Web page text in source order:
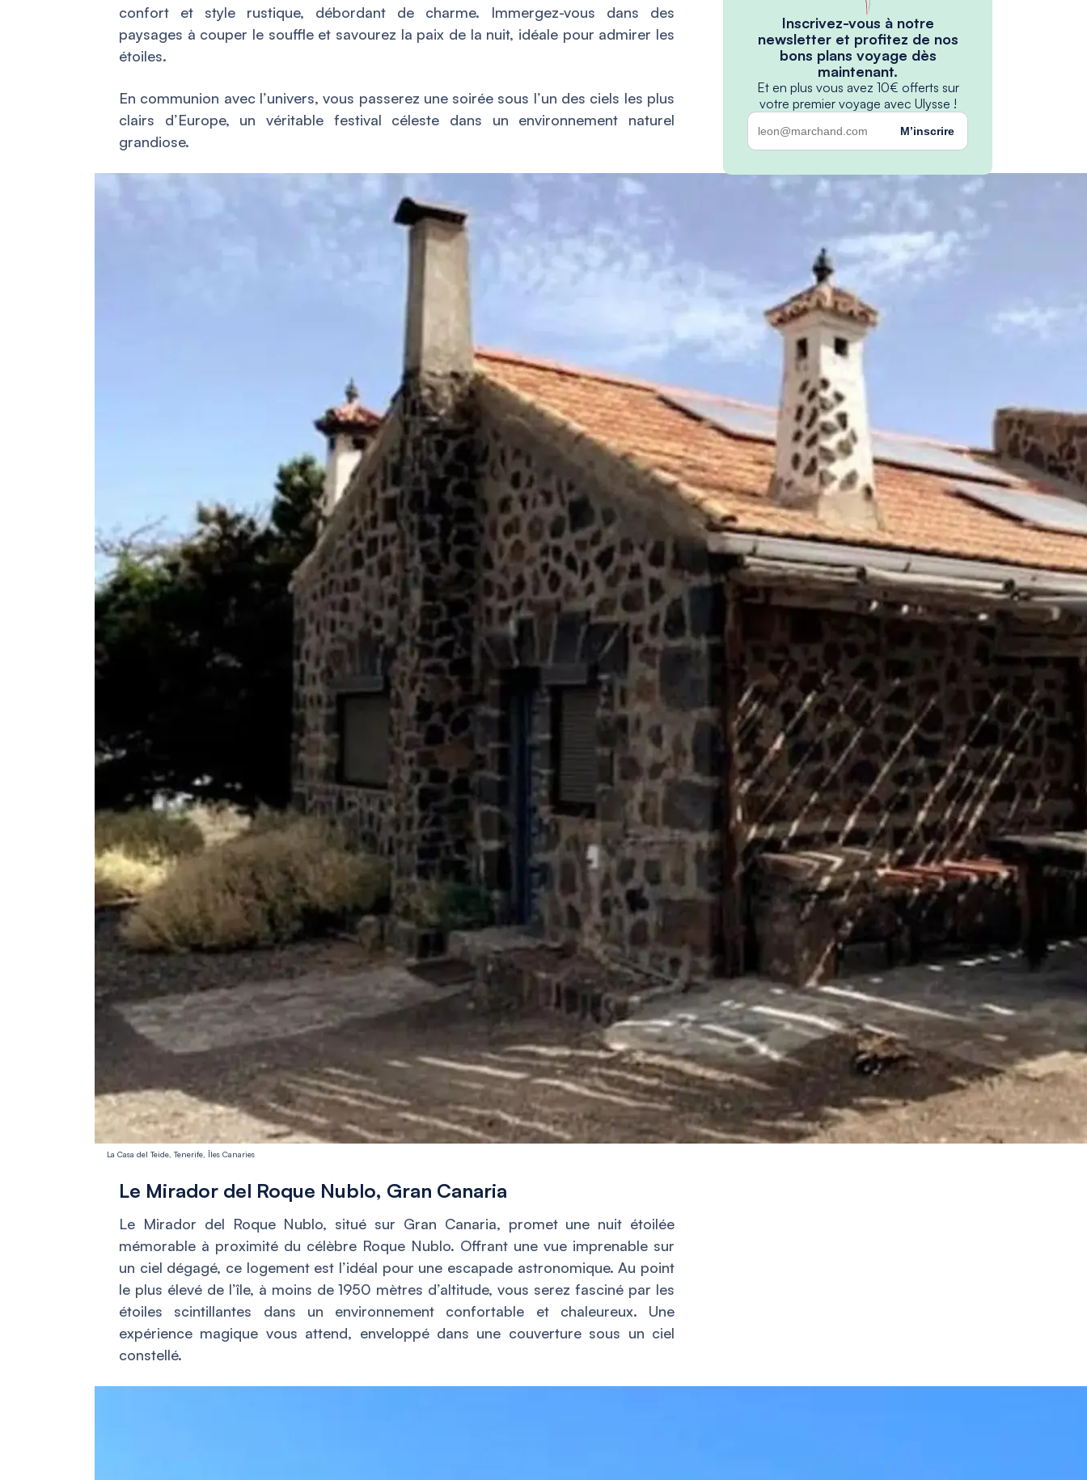
confort et style rustique, débordant de charme. Immergez-vous dans des
paysages à couper le souffle et savourez la paix de la nuit, idéale pour admirer les
étoiles.
En communion avec l’univers, vous passerez une soirée sous l’un des ciels les plus
clairs d’Europe, un véritable festival céleste dans un environnement naturel
grandiose.
La Casa del Teide, Tenerife, Îles Canaries
Le Mirador del Roque Nublo, Gran Canaria
Le Mirador del Roque Nublo, situé sur Gran Canaria, promet une nuit étoilée
mémorable à proximité du célèbre Roque Nublo. Offrant une vue imprenable sur
un ciel dégagé, ce logement est l’idéal pour une escapade astronomique. Au point
le plus élevé de l’île, à moins de 1950 mètres d’altitude, vous serez fasciné par les
étoiles scintillantes dans un environnement confortable et chaleureux. Une
expérience magique vous attend, enveloppé dans une couverture sous un ciel
constellé.
Inscrivez-vous à notre
newsletter et profitez de nos
bons plans voyage dès
maintenant.
Et en plus vous avez 10€ offerts sur
votre premier voyage avec Ulysse !
M’inscrire